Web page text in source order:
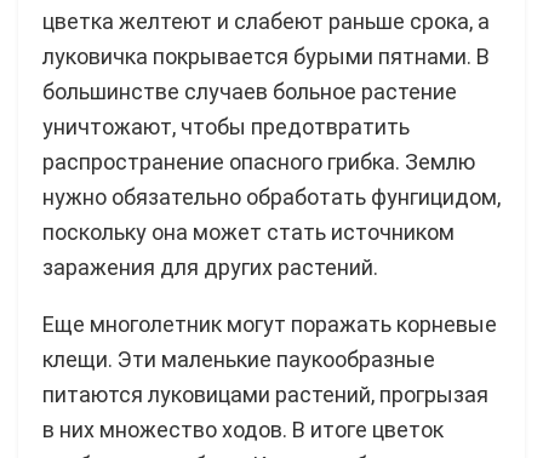
цветка желтеют и слабеют раньше срока, а
луковичка покрывается бурыми пятнами. В
большинстве случаев больное растение
уничтожают, чтобы предотвратить
распространение опасного грибка. Землю
нужно обязательно обработать фунгицидом,
поскольку она может стать источником
заражения для других растений.
Еще многолетник могут поражать корневые
клещи. Эти маленькие паукообразные
питаются луковицами растений, прогрызая
в них множество ходов. В итоге цветок